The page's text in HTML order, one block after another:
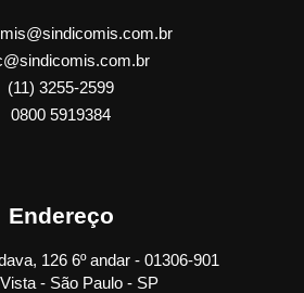
(11) 3255-2599
0800 5919384
Endereço
126 6º andar - 01306-901
- São Paulo - SP